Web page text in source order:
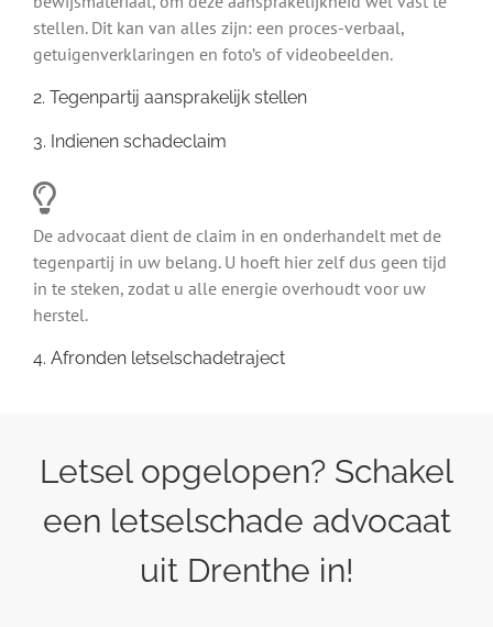
stellen. Dit kan van alles zijn: een proces-verbaal,
getuigenverklaringen en foto’s of videobeelden.
2. Tegenpartij aansprakelijk stellen
3. Indienen schadeclaim
De advocaat dient de claim in en onderhandelt met de
tegenpartij in uw belang. U hoeft hier zelf dus geen tijd
in te steken, zodat u alle energie overhoudt voor uw
herstel.
4. Afronden letselschadetraject
Letsel opgelopen? Schakel
een letselschade advocaat
uit Drenthe in!